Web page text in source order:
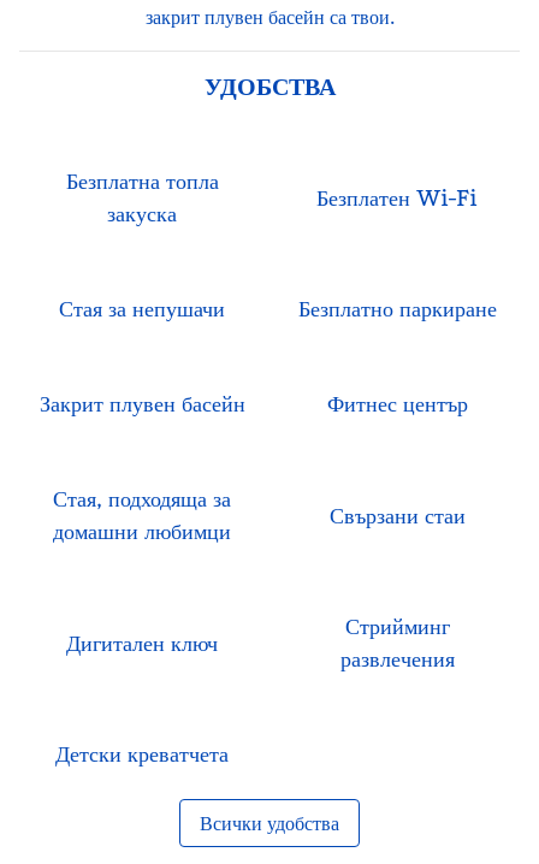
закрит плувен басейн са твои.
УДОБСТВА
Безплатна топла
закуска
Безплатен Wi-Fi
Стая за непушачи Безплатно паркиране
Закрит плувен басейн Фитнес център
Стая, подходяща за
домашни любимци
Свързани стаи
Дигитален ключ
Стрийминг
развлечения
Детски креватчета
Всички удобства